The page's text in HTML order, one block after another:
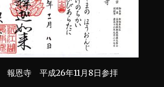
報恩寺 平成26年11月8日参拝